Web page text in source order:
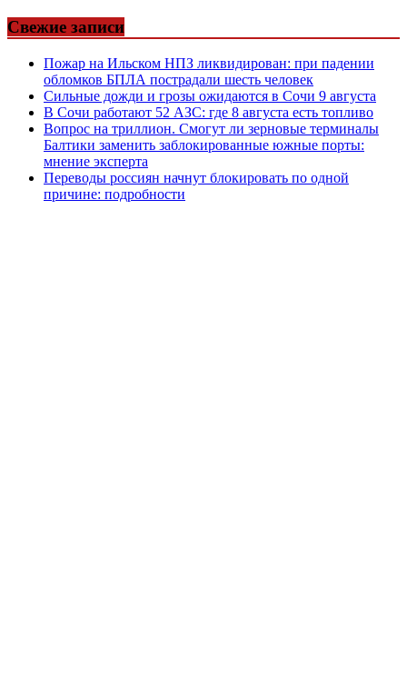
Свежие записи
Пожар на Ильском НПЗ ликвидирован: при падении
обломков БПЛА пострадали шесть человек
Сильные дожди и грозы ожидаются в Сочи 9 августа
В Сочи работают 52 АЗС: где 8 августа есть топливо
Вопрос на триллион. Смогут ли зерновые терминалы
Балтики заменить заблокированные южные порты:
мнение эксперта
Переводы россиян начнут блокировать по одной
причине: подробности